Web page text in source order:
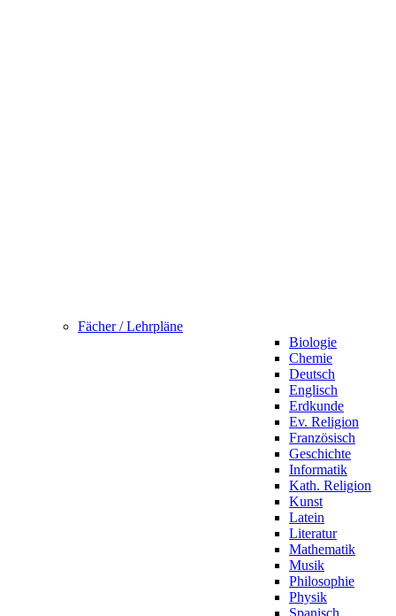
Fächer / Lehrpläne
Biologie
Chemie
Deutsch
Englisch
Erdkunde
Ev. Religion
Französisch
Geschichte
Informatik
Kath. Religion
Kunst
Latein
Literatur
Mathematik
Musik
Philosophie
Physik
Spanisch